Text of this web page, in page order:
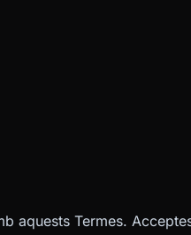
aquests Termes.